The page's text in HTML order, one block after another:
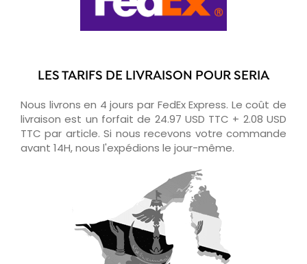
LES TARIFS DE LIVRAISON POUR SERIA
Nous livrons en 4 jours par FedEx Express. Le coût de
livraison est un forfait de 24.97 USD TTC + 2.08 USD
TTC par article. Si nous recevons votre commande
avant 14H, nous l'expédions le jour-même.